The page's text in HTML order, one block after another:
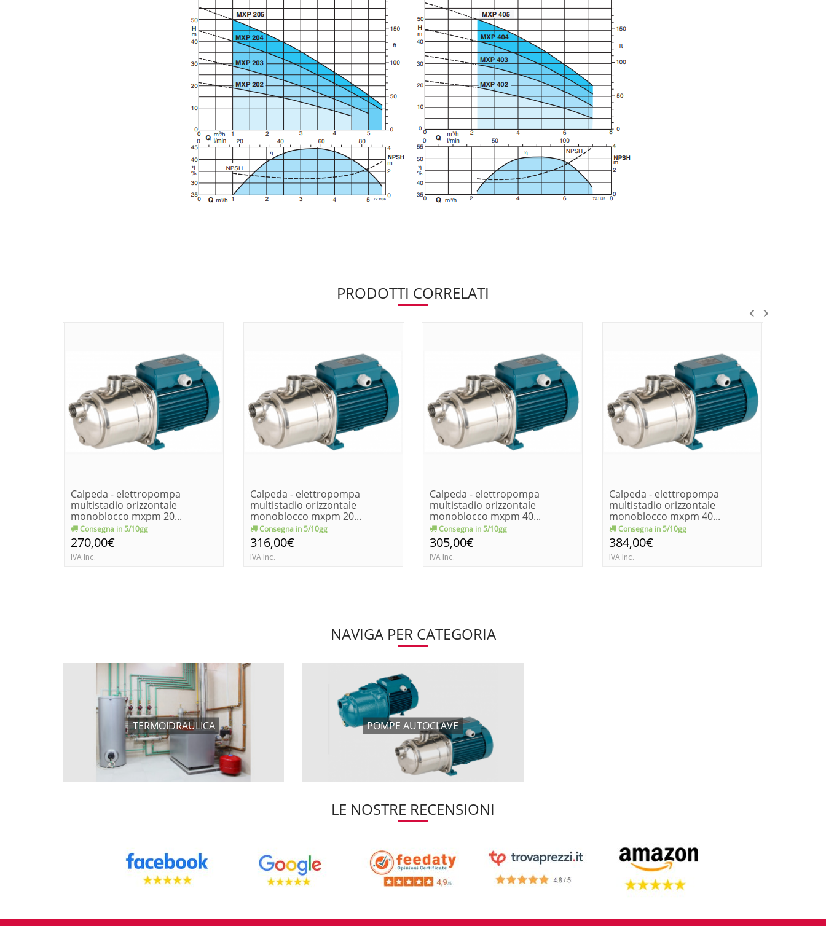
PRODOTTI CORRELATI
Calpeda - elettropompa
multistadio orizzontale
monoblocco mxpm 20...
Consegna in 5/10gg
270,00€
IVA Inc.
Calpeda - elettropompa
multistadio orizzontale
monoblocco mxpm 20...
Consegna in 5/10gg
316,00€
IVA Inc.
Calpeda - elettropompa
multistadio orizzontale
monoblocco mxpm 40...
Consegna in 5/10gg
305,00€
IVA Inc.
Calpeda - elettropompa
multistadio orizzontale
monoblocco mxpm 40...
Consegna in 5/10gg
384,00€
IVA Inc.
NAVIGA PER CATEGORIA
TERMOIDRAULICA POMPE AUTOCLAVE
LE NOSTRE RECENSIONI